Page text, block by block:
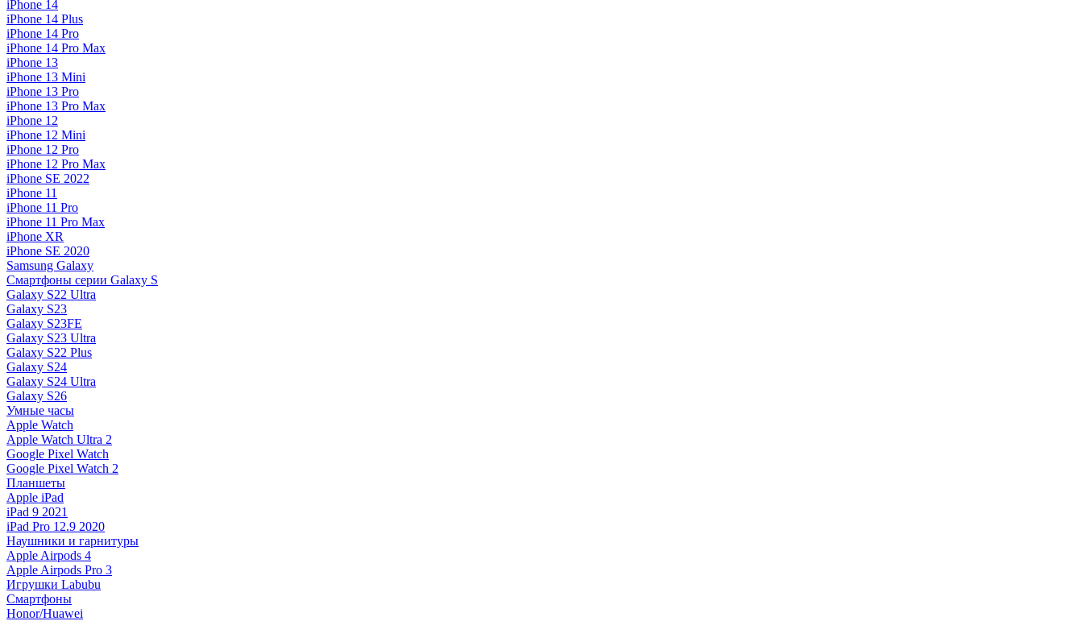
iPhone 14
iPhone 14 Plus
iPhone 14 Pro
iPhone 14 Pro Max
iPhone 13
iPhone 13 Mini
iPhone 13 Pro
iPhone 13 Pro Max
iPhone 12
iPhone 12 Mini
iPhone 12 Pro
iPhone 12 Pro Max
iPhone SE 2022
iPhone 11
iPhone 11 Pro
iPhone 11 Pro Max
iPhone XR
iPhone SE 2020
Samsung Galaxy
Смартфоны серии Galaxy S
Galaxy S22 Ultra
Galaxy S23
Galaxy S23FE
Galaxy S23 Ultra
Galaxy S22 Plus
Galaxy S24
Galaxy S24 Ultra
Galaxy S26
Умные часы
Apple Watch
Apple Watch Ultra 2
Google Pixel Watch
Google Pixel Watch 2
Планшеты
Apple iPad
iPad 9 2021
iPad Pro 12.9 2020
Наушники и гарнитуры
Apple Airpods 4
Apple Airpods Pro 3
Игрушки Labubu
Смартфоны
Honor/Huawei